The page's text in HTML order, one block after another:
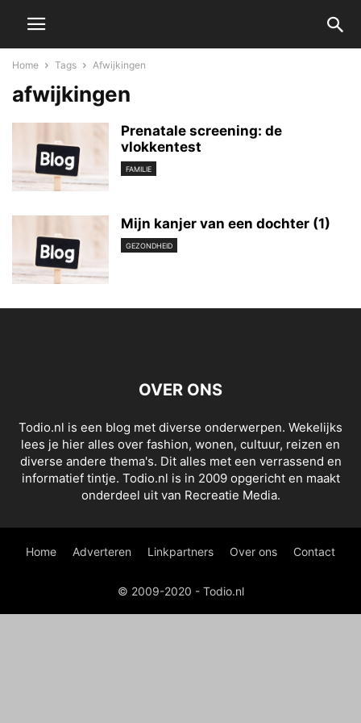
Home Tags Afwijkingen
afwijkingen
Prenatale screening: de
vlokkentest
FAMILIE
Mijn kanjer van een dochter (1)
GEZONDHEID
OVER ONS
Todio.nl is een blog met diverse onderwerpen. Wekelijks
lees je hier alles over fashion, wonen, cultuur, reizen en
diverse andere thema's. Dit alles met een verrassend en
informatief tintje. Todio.nl is in 2009 opgericht en maakt
onderdeel uit van Recreatie Media.
Home Adverteren Linkpartners Over ons Contact
© 2009-2020 - Todio.nl